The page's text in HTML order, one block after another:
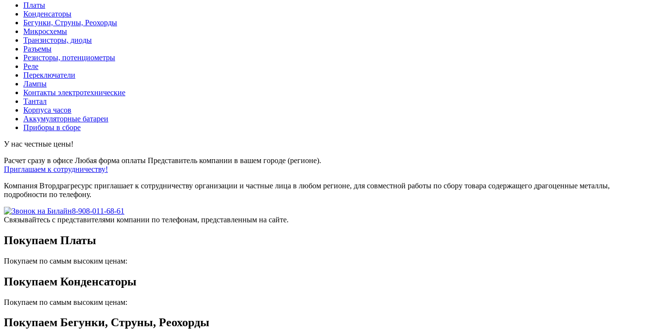
Платы
Конденсаторы
Бегунки, Струны, Реохорды
Микросхемы
Транзисторы, диоды
Разъемы
Резисторы, потенциометры
Реле
Переключатели
Лампы
Контакты электротехнические
Тантал
Корпуса часов
Аккумуляторные батареи
Приборы в сборе
У нас честные цены!
Расчет сразу в офисе Любая форма оплаты Представитель компании в вашем городе (регионе).
Приглашаем к сотрудничеству!
Компания Втордрагресурс приглашает к сотрудничеству организации и частные лица в любом регионе, для совместной работы по сбору товара содержащего драгоценные металлы,
подробности по телефону.
8-908-011-68-61
Связывайтесь с представителями компании по телефонам, представленным на сайте.
Покупаем Платы
Покупаем по самым высоким ценам:
Покупаем Конденсаторы
Покупаем по самым высоким ценам:
Покупаем Бегунки, Струны, Реохорды